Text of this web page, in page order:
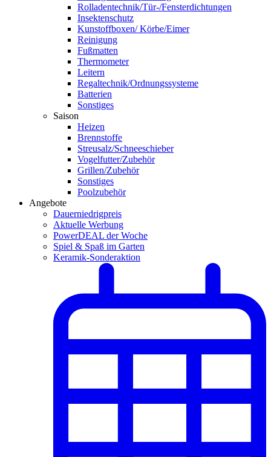
Rolladentechnik/Tür-/Fensterdichtungen
Insektenschutz
Kunstoffboxen/ Körbe/Eimer
Reinigung
Fußmatten
Thermometer
Leitern
Regaltechnik/Ordnungssysteme
Batterien
Sonstiges
Saison
Heizen
Brennstoffe
Streusalz/Schneeschieber
Vogelfutter/Zubehör
Grillen/Zubehör
Sonstiges
Poolzubehör
Angebote
Dauerniedrigpreis
Aktuelle Werbung
PowerDEAL der Woche
Spiel & Spaß im Garten
Keramik-Sonderaktion